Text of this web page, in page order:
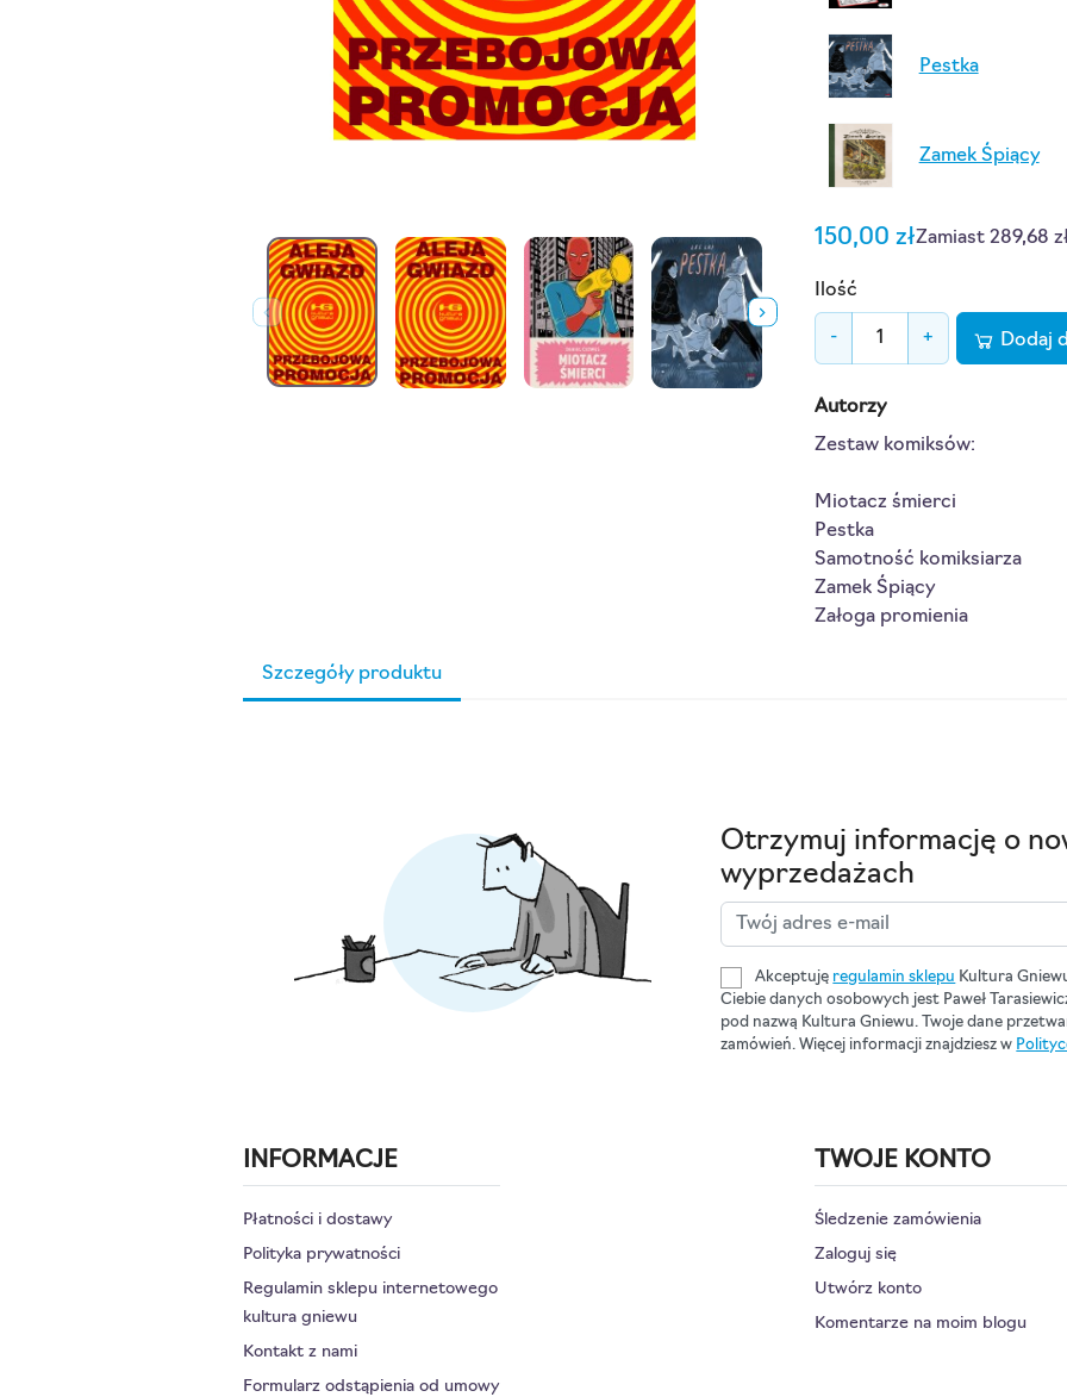
Pestka
Zamek Śpiący
150,00 złZamiast 289,68
Ilość
- + Dodaj
Autorzy
Zestaw komiksów:
Miotacz śmierci
Pestka
Samotność komiksiarza
Zamek Śpiący
Załoga promienia
Szczegóły produktu
Otrzymuj informację o
wyprzedażach
Akceptuję regulamin sklepu Kultura
Ciebie danych osobowych jest Paweł
pod nazwą Kultura Gniewu. Twoje dane
zamówień. Więcej informacji znajdziesz w
INFORMACJE
Płatności i dostawy
Polityka prywatności
Regulamin sklepu internetowego
kultura gniewu
Kontakt z nami
Formularz odstąpienia od umowy
TWOJE KONTO
Śledzenie zamówienia
Zaloguj się
Utwórz konto
Komentarze na moim blogu